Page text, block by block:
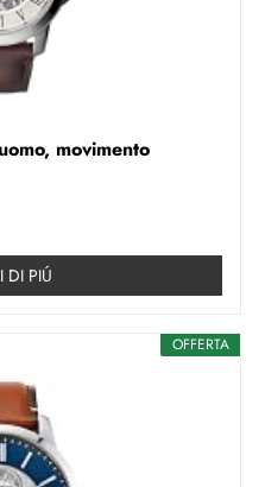
movimento
DI PIÚ
OFFERTA